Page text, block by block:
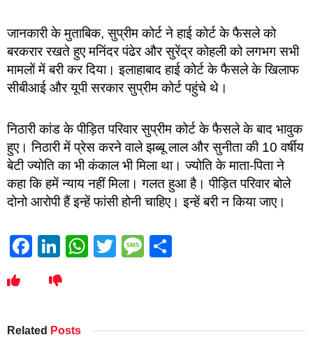
जानकारी के मुताबिक, सुप्रीम कोर्ट ने हाई कोर्ट के फैसले को
बरकरार रखते हुए मनिंदर पंढेर और सुरेंद्र कोहली को लगभग सभी
मामलों में बरी कर दिया। इलाहाबाद हाई कोर्ट के फैसले के खिलाफ
सीबीआई और यूपी सरकार सुप्रीम कोर्ट पहुंचे थे।
निठारी कांड के पीड़ित परिवार सुप्रीम कोर्ट के फैसले के बाद भावुक
हुए। निठारी में प्रेस करने वाले झब्बू लाल और सुनीता की 10 वर्षीय
बेटी ज्योति का भी कंकाल भी मिला था। ज्योति के माता-पिता ने
कहा कि हमें न्याय नहीं मिला। गलत हुआ है। पीड़ित परिवार बोले
दोनो आरोपी हैं इन्हें फांसी होनी चाहिए। इन्हें बरी न किया जाए।
Facebook
LinkedIn
WhatsApp
TwitterMessage
Related Posts